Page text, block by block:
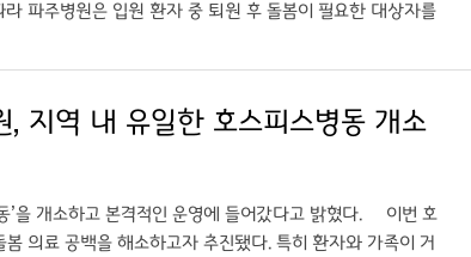
파주병원은 입원 환자 중 퇴원 후 돌봄이 필요한 대상자를
원환자 지역사회 연계 사업의 노하우를 바탕으로, 이번 통합
환자다. 파주병원은 만 75세 이상 대상자를 우선적으로 지원
협업하여 가정간호 및 재택의료 서비스를 적극적으로 지원
병원 담당자에게 즉시 문의 환자와 보호자는 복잡한 신청
안내를 받을 수 있다. 추원오 파주병원장은 “이번 협약은
지역 내 유일한 호스피스병동 개소
’을 개소하고 본격적인 운영에 들어갔다고 밝혔다. 이번 호
의료 공백을 해소하고자 추진됐다. 특히 환자와 가족이 거